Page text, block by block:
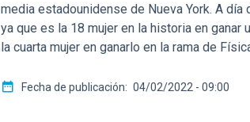
media estadounidense de Nueva York. A día
ya que es la 18 mujer en la historia en
la cuarta mujer en ganarlo en la rama de
Fecha de publicación 04/02/2022 - 09:00